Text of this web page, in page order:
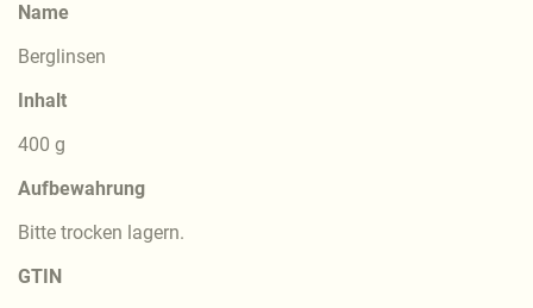
Name
Berglinsen
Inhalt
400 g
Aufbewahrung
Bitte trocken lagern.
GTIN